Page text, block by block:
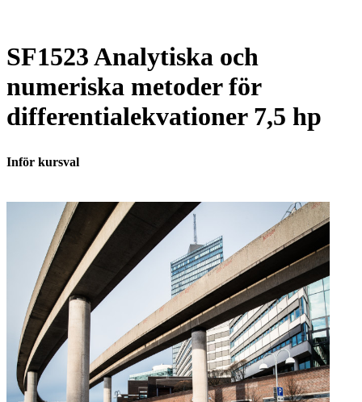
SF1523 Analytiska och
numeriska metoder för
differentialekvationer 7,5 hp
Inför kursval